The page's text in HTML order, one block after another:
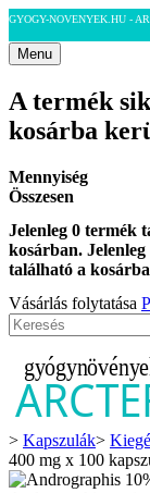
GYOGY-NOVENYEK.HU -
Menu
A termék
kosárba
Mennyiség
Összesen
Jelenleg 0 termék
kosárban.
található a
Vásárlás folytatása
> Kapszulák>
400 mg x 100